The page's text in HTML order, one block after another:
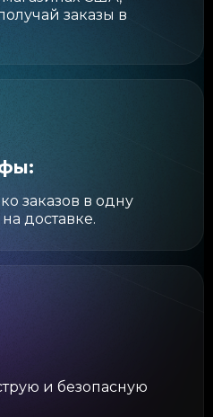
заказы в
заказов в одну
доставке.
и безопасную